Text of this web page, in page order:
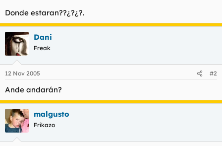
Donde estaran??¿?¿?.
Dani
Freak
12 Nov 2005 #2
Ande andarán?
malgusto
Frikazo